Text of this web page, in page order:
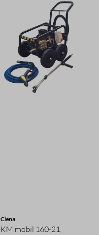
Clena
KM mobil 160-21,